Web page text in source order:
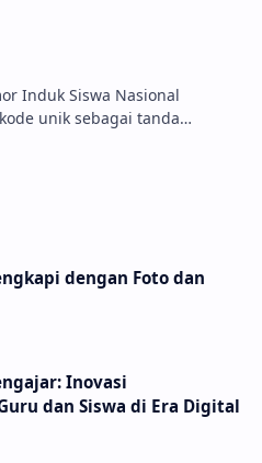
Induk Siswa Nasional
tanda
dengan Foto dan
Inovasi
dan Siswa di Era Digital